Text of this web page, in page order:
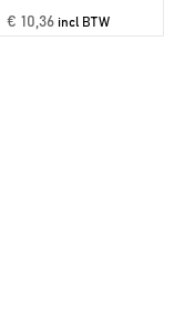
€ 10,36incl BTW